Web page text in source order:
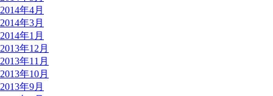
2014年4月
2014年3月
2014年1月
2013年12月
2013年11月
2013年10月
2013年9月